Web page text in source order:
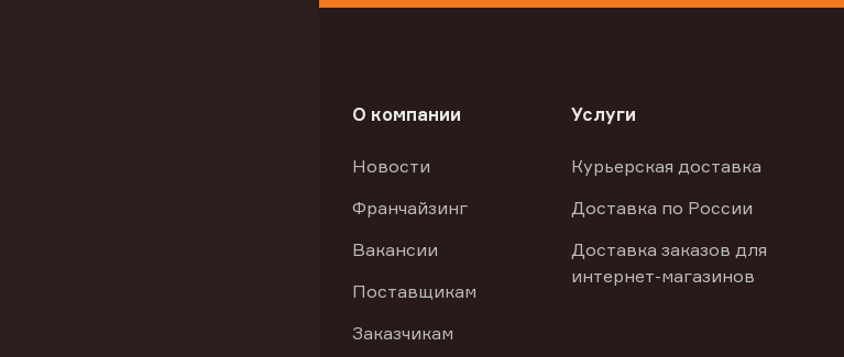
О компании
Новости
Франчайзинг
Вакансии
Поставщикам
Заказчикам
Услуги
Курьерская доставка
Доставка по России
Доставка заказов для
интернет-магазинов